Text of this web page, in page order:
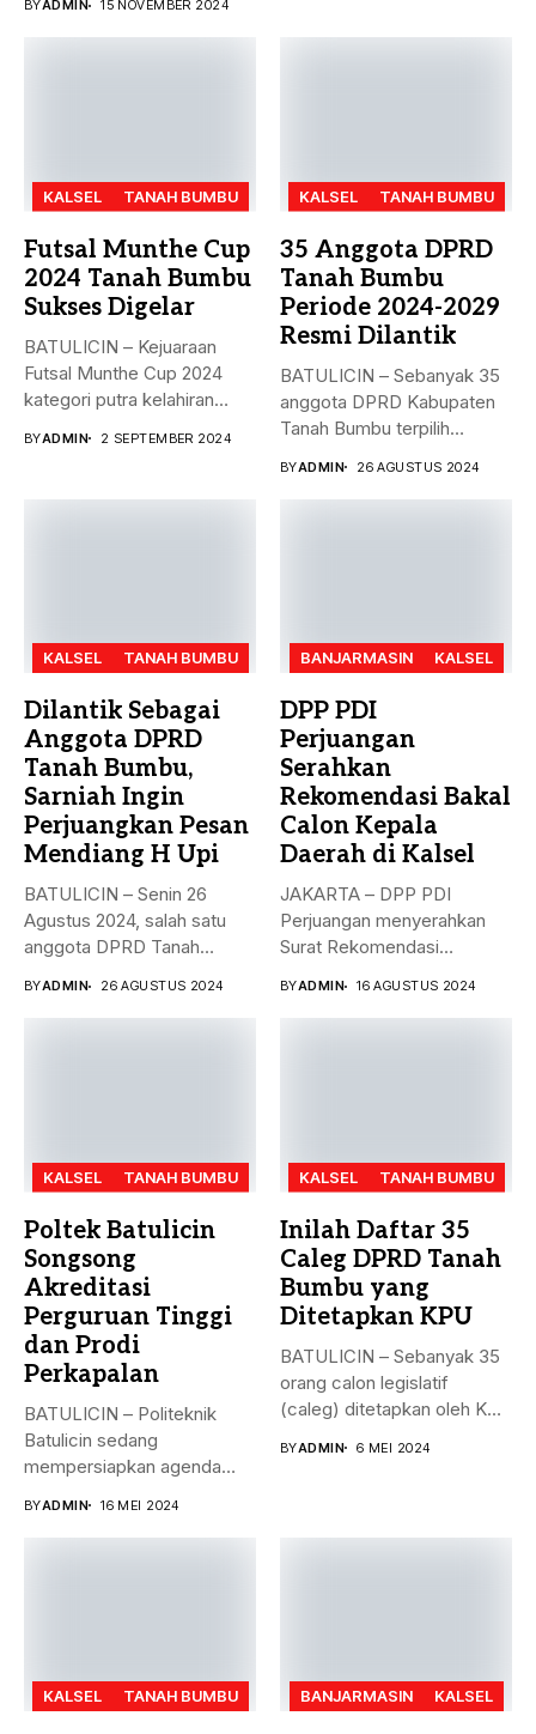
BYADMIN 15 NOVEMBER 2024
KALSEL TANAH BUMBU
Futsal Munthe Cup
2024 Tanah Bumbu
Sukses Digelar
BATULICIN – Kejuaraan
Futsal Munthe Cup 2024
kategori putra kelahiran
BYADMIN 2 SEPTEMBER 2024
KALSEL TANAH BUMBU
35 Anggota DPRD
Tanah Bumbu
Periode 2024-2029
Resmi Dilantik
BATULICIN – Sebanyak 35
anggota DPRD Kabupaten
Tanah Bumbu terpilih
BYADMIN 26 AGUSTUS 2024
KALSEL TANAH BUMBU
Dilantik Sebagai
Anggota DPRD
Tanah Bumbu,
Sarniah Ingin
Perjuangkan Pesan
Mendiang H Upi
BATULICIN – Senin 26
Agustus 2024, salah satu
anggota DPRD Tanah
BYADMIN 26 AGUSTUS 2024
BANJARMASIN KALSEL
DPP PDI
Perjuangan
Serahkan
Rekomendasi Bakal
Calon Kepala
Daerah di Kalsel
JAKARTA – DPP PDI
Perjuangan menyerahkan
Surat Rekomendasi
BYADMIN 16 AGUSTUS 2024
KALSEL TANAH BUMBU
Poltek Batulicin
Songsong
Akreditasi
Perguruan Tinggi
dan Prodi
Perkapalan
BATULICIN – Politeknik
Batulicin sedang
mempersiapkan agenda
BYADMIN 16 MEI 2024
KALSEL TANAH BUMBU
Inilah Daftar 35
Caleg DPRD Tanah
Bumbu yang
Ditetapkan KPU
BATULICIN – Sebanyak 35
orang calon legislatif
(caleg) ditetapkan oleh KPU
BYADMIN 6 MEI 2024
KALSEL TANAH BUMBU BANJARMASIN KALSEL